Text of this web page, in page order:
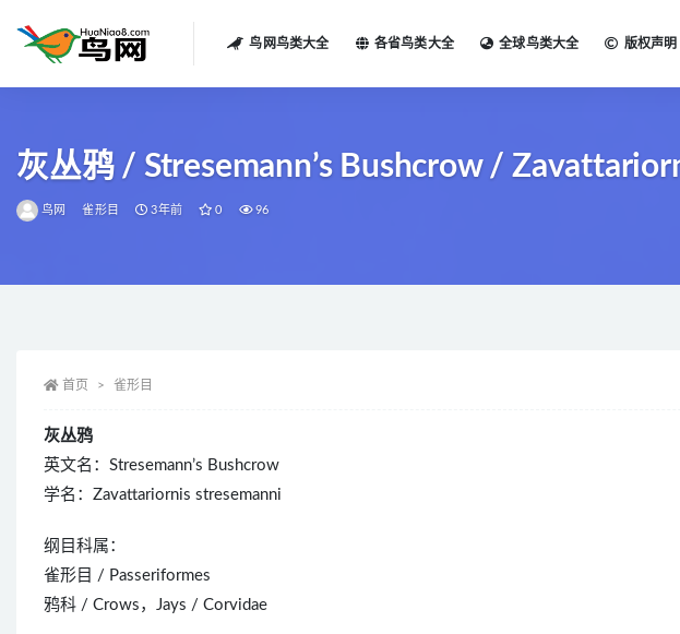
鸟网鸟类大全 各省鸟类大全 全球鸟类大全 版权声明
灰丛鸦 / Stresemann’s Bushcrow /
鸟网 雀形目 3年前 0 96
首页 雀形目
灰丛鸦
英文名：Stresemann’s Bushcrow
学名：Zavattariornis stresemanni
纲目科属：
雀形目 / Passeriformes
鸦科 / Crows，Jays / Corvidae